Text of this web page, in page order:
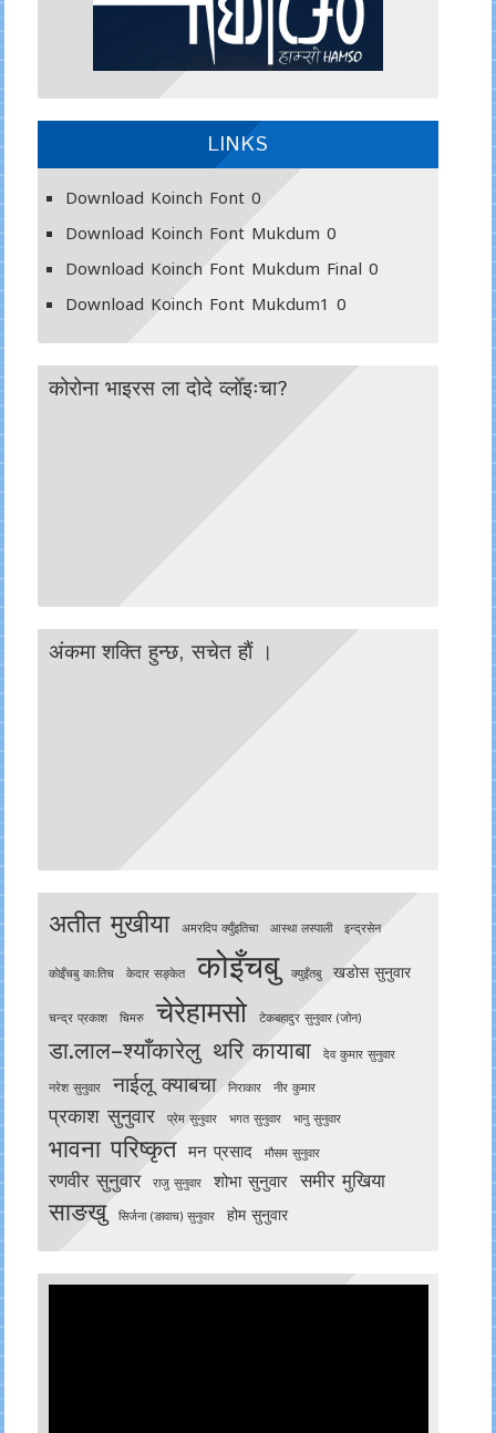
LINKS
Download Koinch Font0
Download Koinch Font Mukdum 0
Download Koinch Font Mukdum Final 0
Download Koinch Font Mukdum1 0
कोरोना भाइरस ला दोदे व्लोँइःचा?
अंकमा शक्ति हुन्छ, सचेत हाैं ।
अतीत मुखीया अमरदिप क्युँइतिचा आस्था लस्पाली इन्द्रसेन
काेइँचबु काःतिच केदार सङ्केत कोइँचबु क्युइँतबु खडोस सुनुवार
चन्द्र प्रकाश चिमरु चेरेहामसो टेकबहादुर सुनुवार (जोन)
डा.लाल–श्याँकारेलु थरि कायाबा देव कुमार सुनुवार
नरेश सुनुवार नाईलू क्याबचा निराकार नीर कुमार
प्रकाश सुनुवार प्रेम सुनुवार भगत सुनुवार भानु सुनुवार
भावना परिष्कृत मन प्रसाद मौसम सुनुवार
रणवीर सुनुवार राजु सुनुवार शोभा सुनुवार समीर मुखिया
साङखु सिर्जना (ङावाच) सुनुवार होम सुनुवार